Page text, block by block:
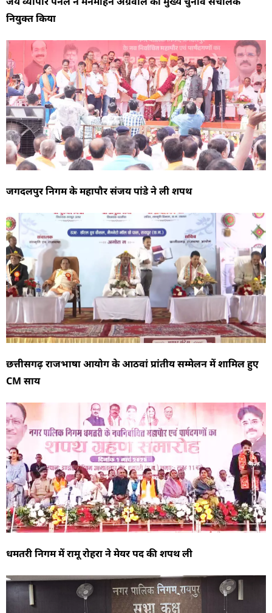
नियुक्त किया
जगदलपुर निगम के महापौर संजय पांडे ने ली शपथ
छत्तीसगढ़ राजभाषा आयोग के आठवां प्रांतीय सम्मेलन में शामिल हुए
CM साय
धमतरी निगम में रामू रोहरा ने मेयर पद की शपथ ली